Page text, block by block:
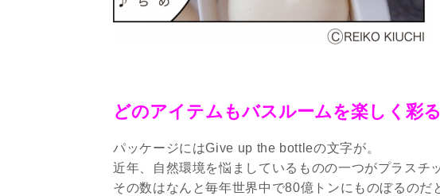
どのアイテムもバスルームを楽しく彩
パッケージにはGive up the bottleの文字が。
近年、自然環境を悩ましているものの一つがプラスチ
その数はなんと毎年世界中で80億トンにものぼるのだ